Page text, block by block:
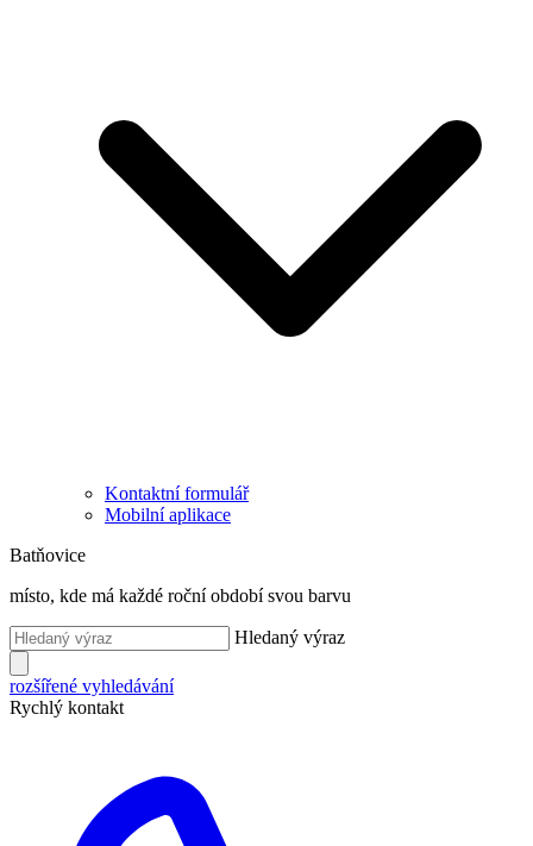
Kontaktní formulář
Mobilní aplikace
Batňovice
místo, kde má každé roční období svou barvu
Hledaný výraz
rozšířené vyhledávání
Rychlý kontakt